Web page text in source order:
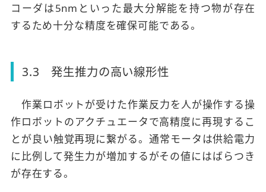
コーダは5nmといった最大分解能を持つ物が存在
するため十分な精度を確保可能である。
3.3 発生推力の高い線形性
作業ロボットが受けた作業反力を人が操作する操
作ロボットのアクチュエータで高精度に再現するこ
とが良い触覚再現に繋がる。通常モータは供給電力
に比例して発生力が増加するがその値にはばらつき
が存在する。